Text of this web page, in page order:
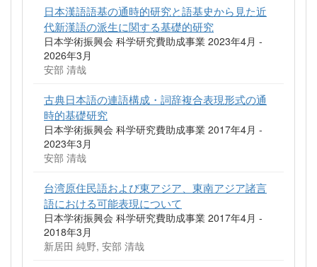
日本漢語語基の通時的研究と語基史から見た近
代新漢語の派生に関する基礎的研究
日本学術振興会 科学研究費助成事業 2023年4月 -
2026年3月
安部 清哉
古典日本語の連語構成・詞辞複合表現形式の通
時的基礎研究
日本学術振興会 科学研究費助成事業 2017年4月 -
2023年3月
安部 清哉
台湾原住民語および東アジア、東南アジア諸言
語における可能表現について
日本学術振興会 科学研究費助成事業 2017年4月 -
2018年3月
新居田 純野, 安部 清哉